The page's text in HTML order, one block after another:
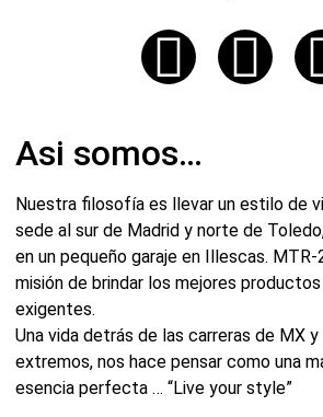
Asi somos…
Nuestra filosofía es llevar un estilo de
sede al sur de Madrid y norte de
en un pequeño garaje en Illescas.
misión de brindar los mejores
exigentes.
Una vida detrás de las carreras de MX
extremos, nos hace pensar como una
esencia perfecta … “Live your style”